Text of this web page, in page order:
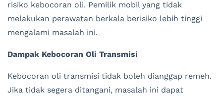
risiko kebocoran oli. Pemilik mobil yang tidak
melakukan perawatan berkala berisiko lebih tinggi
mengalami masalah ini.
Dampak Kebocoran Oli Transmisi
Kebocoran oli transmisi tidak boleh dianggap remeh.
Jika tidak segera ditangani, masalah ini dapat